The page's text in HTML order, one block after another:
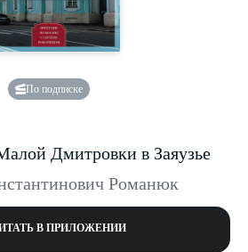
По подписке
Дмитровки в Заяузье
Романюк
В ПРИЛОЖЕНИИ